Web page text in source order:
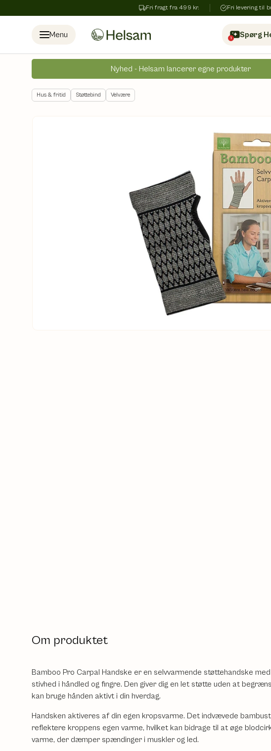
Spring til indhold
Fri fragt fra 499 kr. Fri levering til
1 Spørg
Menu
Nyhed - Helsam lancerer egne produkter
Hus & fritid Støttebind Velvære
Om produktet
Bamboo Pro Carpal Handske er en selvvarmende støttehandske
stivhed i håndled og fingre. Den giver dig en let støtte uden at
kan bruge hånden aktivt i din hverdag.
Handsken aktiveres af din egen kropsvarme. Det indvævede
reflektere kroppens egen varme, hvilket kan bidrage til at øge
varme, der dæmper spændinger i muskler og led.